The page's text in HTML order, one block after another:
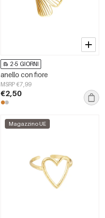
2-5 GIORNI
anello con fiore
MSRP €7,99
€2,50
Magazzino UE